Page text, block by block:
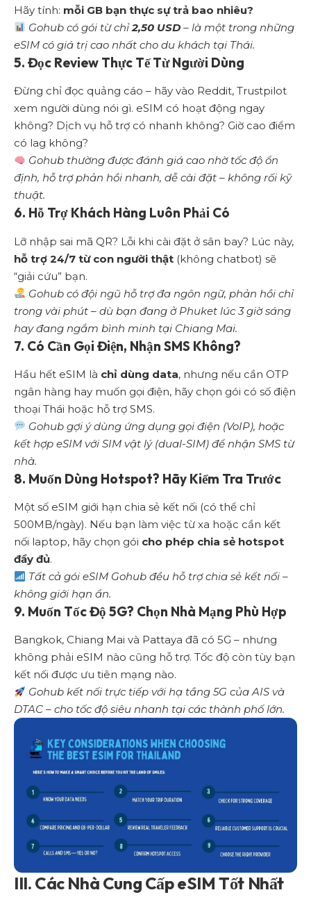
Hãy tính: mỗi GB bạn thực sự trả bao nhiêu?
Gohub có gói từ chỉ2,50 USD – là một trong những
eSIM có giá trị cao nhất cho du khách tại Thái.
5. Đọc Review Thực Tế Từ Người Dùng
Đừng chỉ đọc quảng cáo – hãy vào Reddit, Trustpilot
xem người dùng nói gì. eSIM có hoạt động ngay
không? Dịch vụ hỗ trợ có nhanh không? Giờ cao điểm
có lag không?
Gohub thường được đánh giá cao nhờ tốc độ ổn
định, hỗ trợ phản hồi nhanh, dễ cài đặt – không rối kỹ
thuật.
6. Hỗ Trợ Khách Hàng Luôn Phải Có
Lỡ nhập sai mã QR? Lỗi khi cài đặt ở sân bay? Lúc này,
hỗ trợ 24/7 từ con người thật (không chatbot) sẽ
“giải cứu” bạn.
Gohub có đội ngũ hỗ trợ đa ngôn ngữ, phản hồi chỉ
trong vài phút – dù bạn đang ở Phuket lúc 3 giờ sáng
hay đang ngắm bình minh tại Chiang Mai.
7. Có Cần Gọi Điện, Nhận SMS Không?
Hầu hết eSIM là chỉ dùng data, nhưng nếu cần OTP
ngân hàng hay muốn gọi điện, hãy chọn gói có số điện
thoại Thái hoặc hỗ trợ SMS.
Gohub gợi ý dùng ứng dụng gọi điện (VoIP), hoặc
kết hợp eSIM với SIM vật lý (dual-SIM) để nhận SMS từ
nhà.
8. Muốn Dùng Hotspot? Hãy Kiểm Tra Trước
Một số eSIM giới hạn chia sẻ kết nối (có thể chỉ
500MB/ngày). Nếu bạn làm việc từ xa hoặc cần kết
nối laptop, hãy chọn gói cho phép chia sẻ hotspot
đầy đủ.
Tất cả gói eSIM Gohub đều hỗ trợ chia sẻ kết nối –
không giới hạn ẩn.
9. Muốn Tốc Độ 5G? Chọn Nhà Mạng Phù Hợp
Bangkok, Chiang Mai và Pattaya đã có 5G – nhưng
không phải eSIM nào cũng hỗ trợ. Tốc độ còn tùy bạn
kết nối được ưu tiên mạng nào.
Gohub kết nối trực tiếp với hạ tầng 5G của AIS và
DTAC – cho tốc độ siêu nhanh tại các thành phố lớn.
III. Các Nhà Cung Cấp eSIM Tốt Nhất